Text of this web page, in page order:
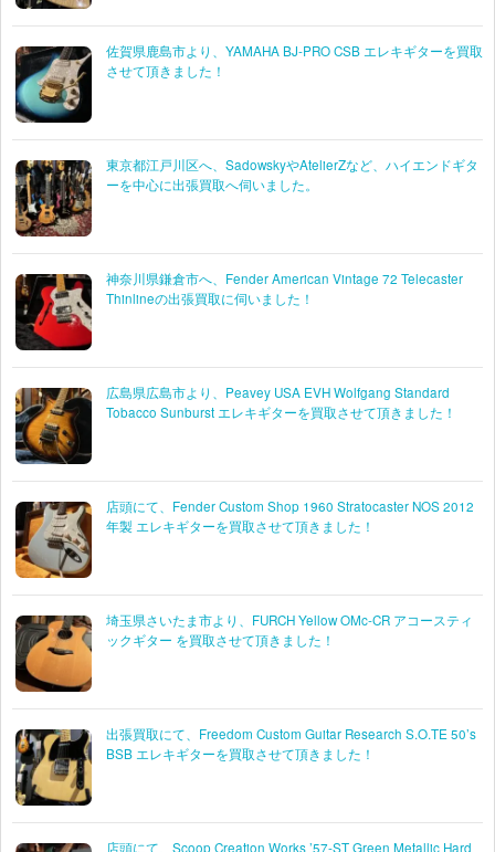
佐賀県鹿島市より、YAMAHA BJ-PRO CSB エレキギターを買取
させて頂きました！
東京都江戸川区へ、SadowskyやAtelierZなど、ハイエンドギタ
ーを中心に出張買取へ伺いました。
神奈川県鎌倉市へ、Fender American Vintage 72 Telecaster
Thinlineの出張買取に伺いました！
広島県広島市より、Peavey USA EVH Wolfgang Standard
Tobacco Sunburst エレキギターを買取させて頂きました！
店頭にて、Fender Custom Shop 1960 Stratocaster NOS 2012
年製 エレキギターを買取させて頂きました！
埼玉県さいたま市より、FURCH Yellow OMc-CR アコースティ
ックギター を買取させて頂きました！
出張買取にて、Freedom Custom Guitar Research S.O.TE 50’s
BSB エレキギターを買取させて頂きました！
店頭にて、Scoop Creation Works ’57-ST Green Metallic Hard